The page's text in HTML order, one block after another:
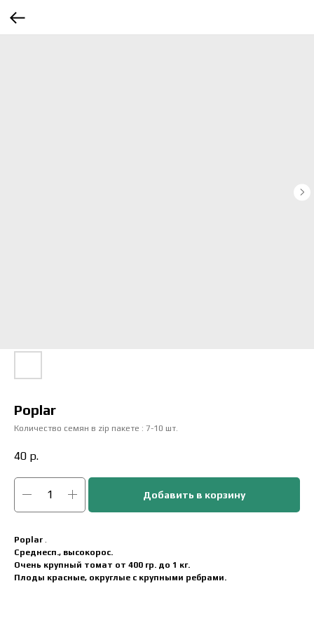
Poplar
Количество семян в zip пакете : 7-10 шт.
40 р.
Добавить в корзину
Poplar
Среднесп., высокорос.
Очень крупный томат от 400 гр. до 1 кг.
Плоды красные, округлые с крупными ребрами.